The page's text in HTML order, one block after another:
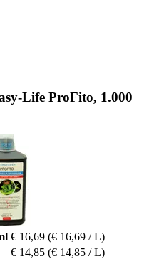
Life ProFito, 1.000
€ 16,69 (€ 16,69 / L)
€ 14,85 (€ 14,85 / L)